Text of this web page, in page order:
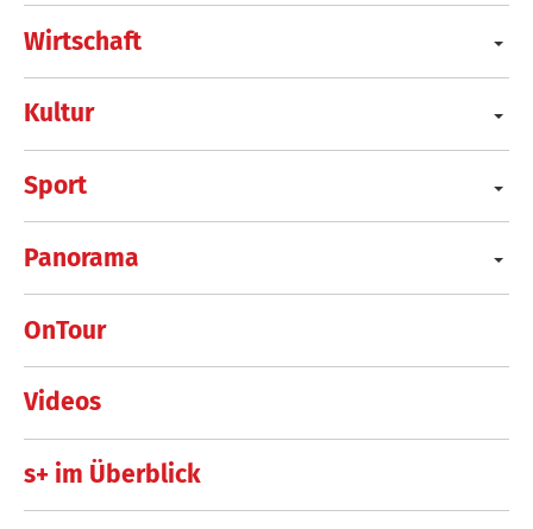
Wirtschaft
Kultur
Sport
Panorama
OnTour
Videos
s+ im Überblick